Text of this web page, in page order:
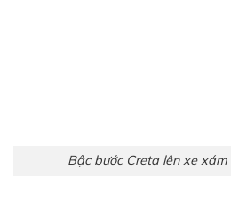
Bậc bước Creta lên xe